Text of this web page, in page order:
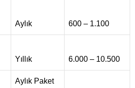
Aylık 600 – 1.100
Yıllık 6.000 – 10.500
Aylık Paket